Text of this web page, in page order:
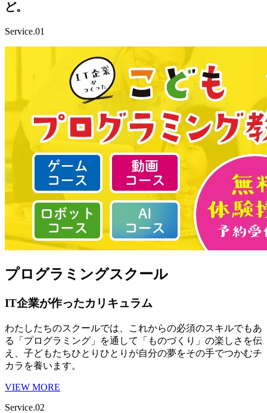
ど。
Service.01
プログラミングスクール
IT企業が作ったカリキュラム
わたしたちのスクールでは、これからの必須のスキルでもあ
る「プログラミング」を通して「ものづくり」の楽しさを伝
え、子どもたちひとりひとりが自分の夢をその手でつかむチ
カラを養います。
VIEW MORE
Service.02